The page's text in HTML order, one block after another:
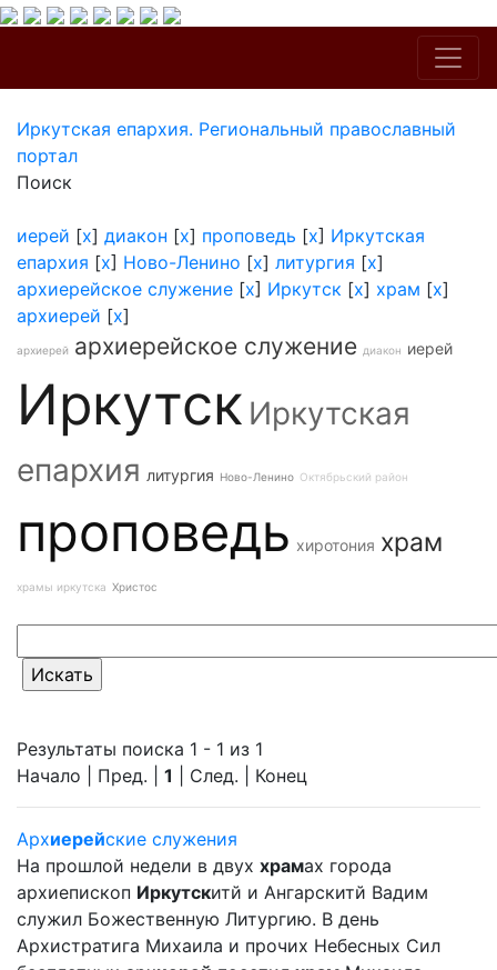
Иркутская епархия. Региональный православный
портал
Поиск
иерей [x] диакон [x] проповедь [x] Иркутская
епархия [x] Ново-Ленино [x] литургия [x]
архиерейское служение [x] Иркутск [x] храм [x]
архиерей [x]
архиерей архиерейское служение диакон иерей
Иркутск Иркутская
епархия литургия Ново-Ленино Октябрьский район
проповедь хиротония храм
храмы иркутска Христос
Результаты поиска 1 - 1 из 1
Начало | Пред. | 1 | След. | Конец
Архиерейские служения
На прошлой недели в двух храмах города
архиепископ Иркутскитй и Ангарскитй Вадим
служил Божественную Литургию. В день
Архистратига Михаила и прочих Небесных Сил